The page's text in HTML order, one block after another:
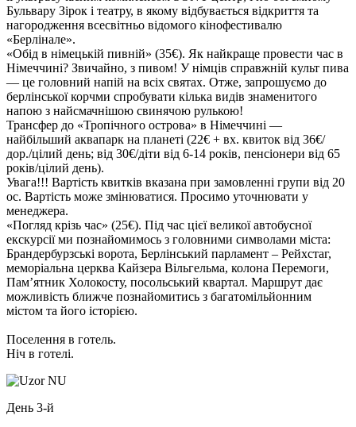
Бульвару Зірок і театру, в якому відбувається відкриття та
нагородження всесвітньо відомого кінофестивалю
«Берлінале».
«Обід в німецькій пивній» (35€). Як найкраще провести час в
Німеччині? Звичайно, з пивом! У німців справжній культ пива
— це головний напій на всіх святах. Отже, запрошуємо до
берлінської корчми спробувати кілька видів знаменитого
напою з найсмачнішою свинячою рулькою!
Трансфер до «Тропічного острова» в Німеччині —
найбільший аквапарк на планеті (22€ + вх. квиток від 36€/
дор./цілий день; від 30€/діти від 6-14 років, пенсіонери від 65
років/цілий день).
Увага!!! Вартість квитків вказана при замовленні групи від 20
ос. Вартість може змінюватися. Просимо уточнювати у
менеджера.
«Погляд крізь час» (25€). Під час цієї великої автобусної
екскурсії ми познайомимось з головними символами міста:
Брандербурзські ворота, Берлінський парламент – Рейхстаг,
меморіальна церква Кайзера Вільгельма, колона Перемоги,
Пам’ятник Холокосту, посольський квартал. Маршрут дає
можливість ближче познайомитись з багатомільйонним
містом та його історією.
Поселення в готель.
Ніч в готелі.
День 3-й